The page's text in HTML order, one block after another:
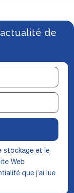
de
stockage et le
Web
que j’ai lue